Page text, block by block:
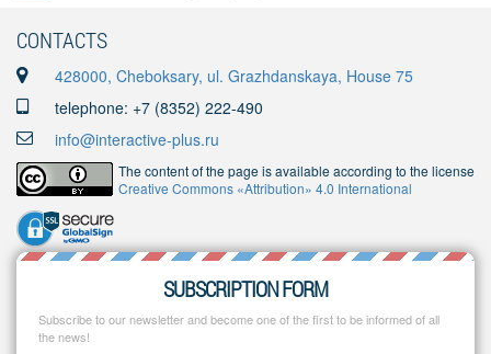
CONTACTS
428000, Cheboksary, ul. Grazhdanskaya, House 75
telephone: +7 (8352) 222-490
info@interactive-plus.ru
The content of the page is available according to the license
Creative Commons «Attribution» 4.0 International
SUBSCRIPTION FORM
Subscribe to our newsletter and become one of the first to be informed of all
the news!